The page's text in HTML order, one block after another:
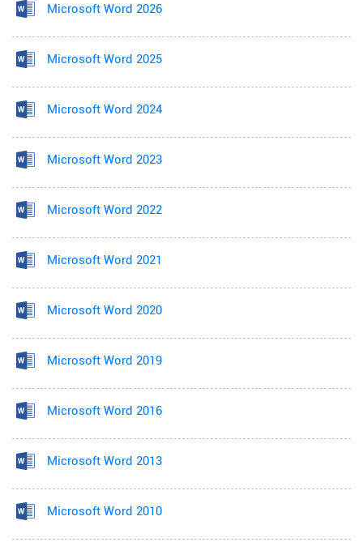
Microsoft Word 2026
Microsoft Word 2025
Microsoft Word 2024
Microsoft Word 2023
Microsoft Word 2022
Microsoft Word 2021
Microsoft Word 2020
Microsoft Word 2019
Microsoft Word 2016
Microsoft Word 2013
Microsoft Word 2010